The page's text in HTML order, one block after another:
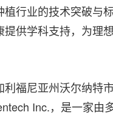
植行业的技术突破与
提供学科支持，为理
福尼亚州沃尔纳特市
Inc.，是一家由